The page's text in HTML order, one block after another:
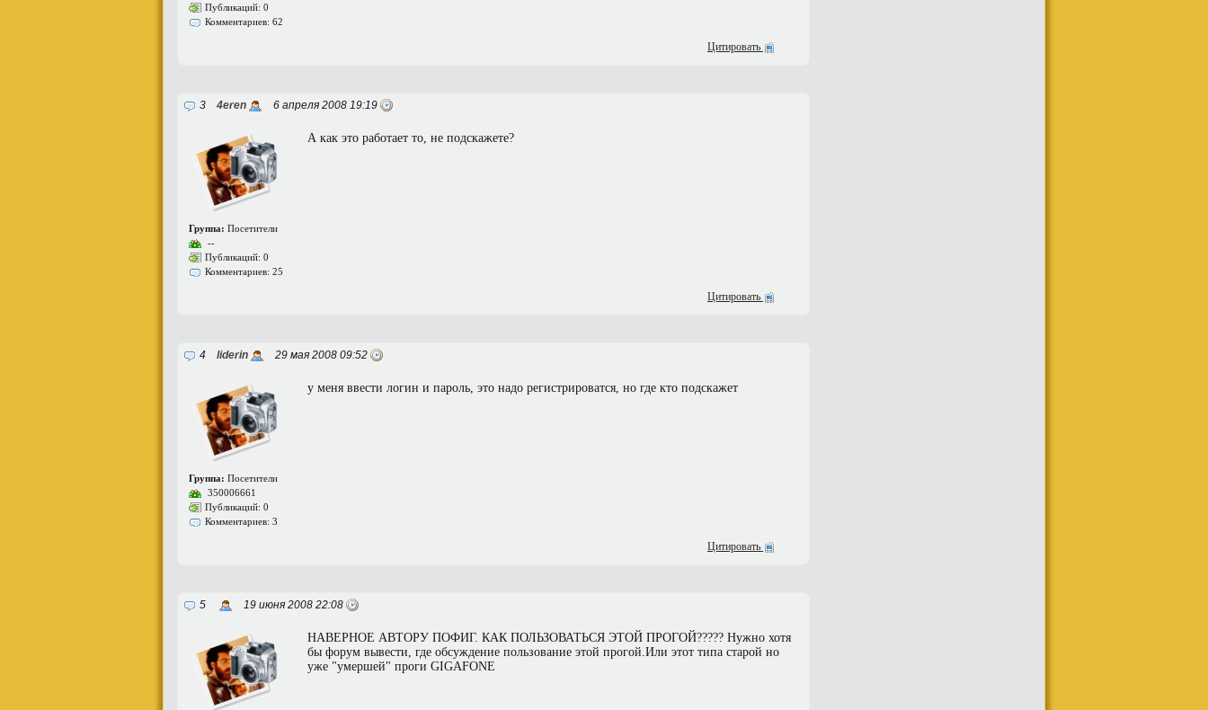
Публикаций: 0
Комментариев: 62
Цитировать
3 4eren 6 апреля 2008 19:19
Группа: Посетители
--
Публикаций: 0
Комментариев: 25
А как это работает то, не подскажете?
Цитировать
4 liderin 29 мая 2008 09:52
Группа: Посетители
350006661
Публикаций: 0
Комментариев: 3
у меня ввести логин и пароль, это надо регистрироватся, но где кто подскажет
Цитировать
5 19 июня 2008 22:08
НАВЕРНОЕ АВТОРУ ПОФИГ. КАК ПОЛЬЗОВАТЬСЯ ЭТОЙ ПРОГОЙ????? Нужно хотя
бы форум вывести, где обсуждение пользование этой прогой.Или этот типа старой но
уже "умершей" проги GIGAFONE